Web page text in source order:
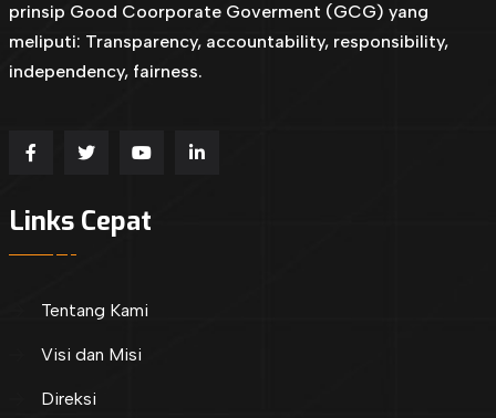
prinsip Good Coorporate Goverment (GCG) yang
meliputi: Transparency, accountability, responsibility,
independency, fairness.
Links Cepat
Tentang Kami
Visi dan Misi
Direksi